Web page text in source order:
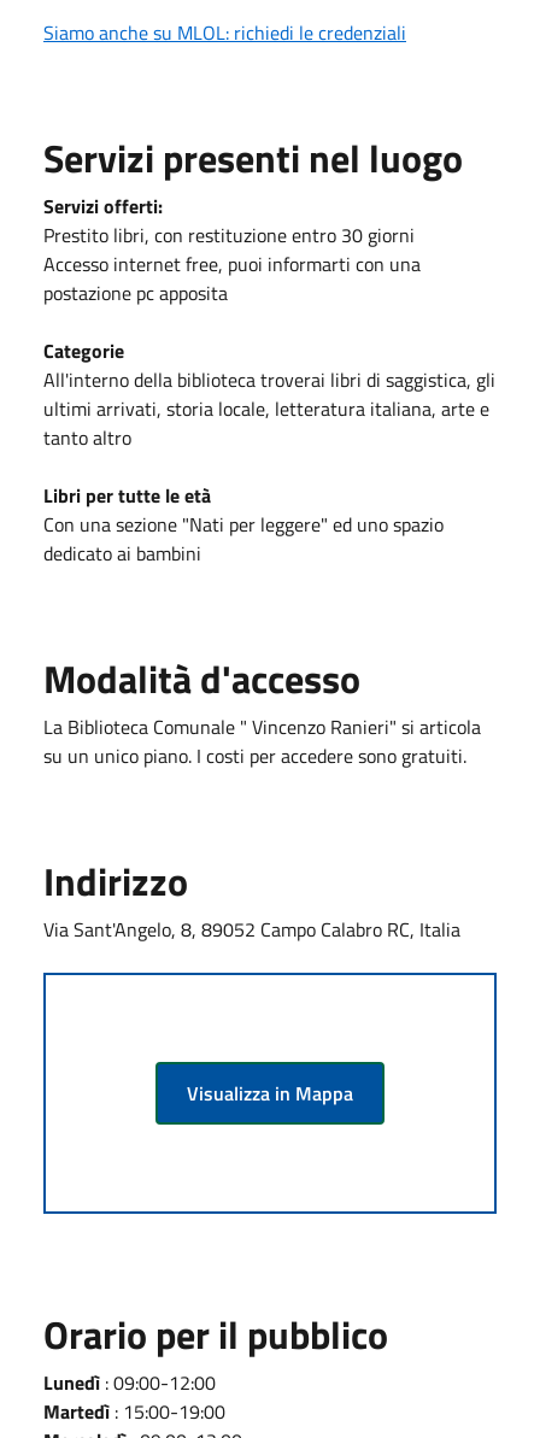
Siamo anche su MLOL: richiedi le credenziali
Servizi presenti nel luogo
Servizi offerti:
Prestito libri, con restituzione entro 30 giorni
Accesso internet free, puoi informarti con una
postazione pc apposita
Categorie
All'interno della biblioteca troverai libri di saggistica, gli
ultimi arrivati, storia locale, letteratura italiana, arte e
tanto altro
Libri per tutte le età
Con una sezione "Nati per leggere" ed uno spazio
dedicato ai bambini
Modalità d'accesso
La Biblioteca Comunale " Vincenzo Ranieri" si articola
su un unico piano. I costi per accedere sono gratuiti.
Indirizzo
Via Sant'Angelo, 8, 89052 Campo Calabro RC, Italia
Visualizza in Mappa
Orario per il pubblico
Lunedì : 09:00-12:00
Martedì : 15:00-19:00